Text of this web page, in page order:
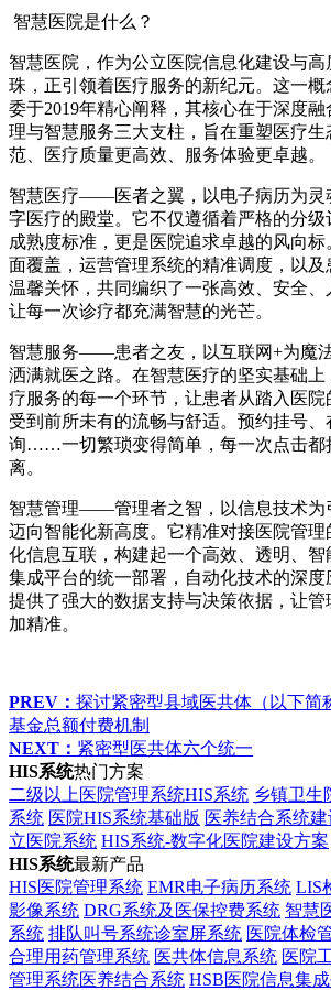
智慧医院是什么？
智慧医院，作为公立医院信息化建设与高
珠，正引领着医疗服务的新纪元。这一
委于2019年精心阐释，其核心在于深度
理与智慧服务三大支柱，旨在重塑医疗
范、医疗质量更高效、服务体验更卓越。
智慧医疗——医者之翼，以电子病历为灵
字医疗的殿堂。它不仅遵循着严格的分级
成熟度标准，更是医院追求卓越的风向
面覆盖，运营管理系统的精准调度，以
温馨关怀，共同编织了一张高效、安全、
让每一次诊疗都充满智慧的光芒。
智慧服务——患者之友，以互联网+为魔
洒满就医之路。在智慧医疗的坚实基础
疗服务的每一个环节，让患者从踏入医
受到前所未有的流畅与舒适。预约挂号
询……一切繁琐变得简单，每一次点击都
离。
智慧管理——管理者之智，以信息技术为
迈向智能化新高度。它精准对接医院管
化信息互联，构建起一个高效、透明、
集成平台的统一部署，自动化技术的深
提供了强大的数据支持与决策依据，让
加精准。
PREV： 探讨紧密型县域医共体（以下简
基金总额付费机制
NEXT： 紧密型医共体六个统一
HIS系统热门方案
二级以上医院管理系统HIS系统 乡镇卫生
系统 医院HIS系统基础版 医养结合系统
立医院系统 HIS系统-数字化医院建设方案
HIS系统最新产品
HIS医院管理系统 EMR电子病历系统 LIS
影像系统 DRG系统及医保控费系统 智慧
系统 排队叫号系统诊室屏系统 医院体检
合理用药管理系统 医共体信息系统 医院
管理系统医养结合系统 HSB医院信息集